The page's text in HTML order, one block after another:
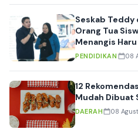
Seskab Teddy
Orang Tua
Menangis Haru
PENDIDIKAN 08
12
Mudah Dibuat
DAERAH 08